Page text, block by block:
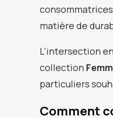
matière de
L’intersection
collection
particuliers
Comment